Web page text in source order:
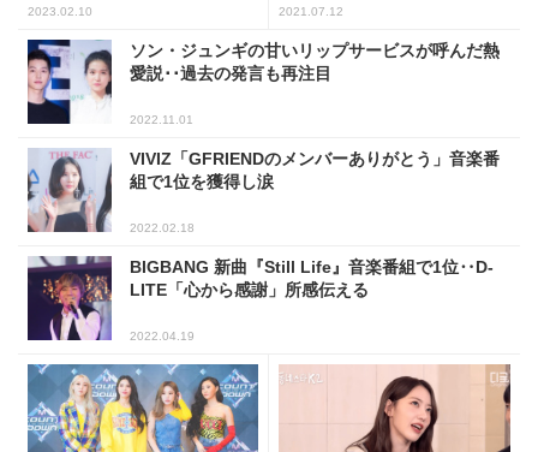
2023.02.10 2021.07.12
ソン・ジュンギの甘いリップサービスが呼んだ熱
愛説･･過去の発言も再注目
2022.11.01
VIVIZ「GFRIENDのメンバーありがとう」音楽番
組で1位を獲得し涙
2022.02.18
BIGBANG 新曲『Still Life』音楽番組で1位‥D-
LITE「心から感謝」所感伝える
2022.04.19